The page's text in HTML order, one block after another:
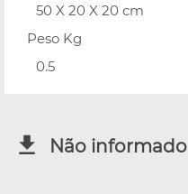
50 X 20 X 20 cm
Peso Kg
0.5
Não informado